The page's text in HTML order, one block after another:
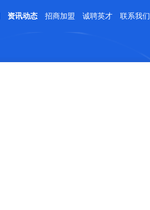
资讯动态 招商加盟 诚聘英才 联系我们